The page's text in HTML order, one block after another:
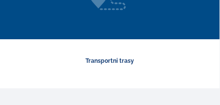
Transportni trasy